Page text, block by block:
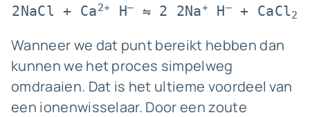
2NaCl + Ca2+ H– ⇋ 2 2Na+ H– + CaCl2
Wanneer we dat punt bereikt hebben dan
kunnen we het proces simpelweg
omdraaien. Dat is het ultieme voordeel van
een ionenwisselaar. Door een zoute